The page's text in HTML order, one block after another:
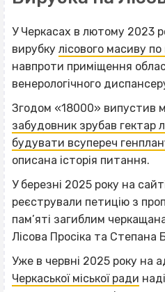
У Черкасах в лютому 2023
вирубку лісового масиву по
навпроти приміщення
венерологічного
Згодом «18000» випустив
забудовник зрубав гектар
будувати всупереч
описана історія питання.
У березні 2025 року на
реєстрували петицію з
пам’яті загиблим
Лісова Просіка та Степана
Уже в червні 2025 року на
Черкаської міської ради